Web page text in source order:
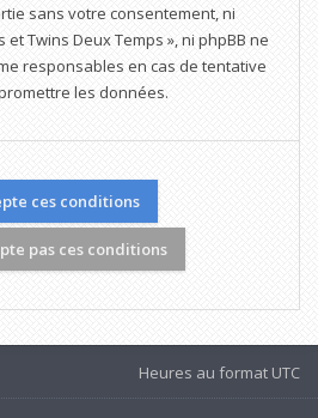
sans votre consentement, ni
et Twins Deux Temps », ni phpBB ne
responsables en cas de tentative
les données.
Heures au format UTC